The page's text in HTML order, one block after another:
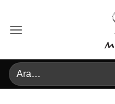
Ara: